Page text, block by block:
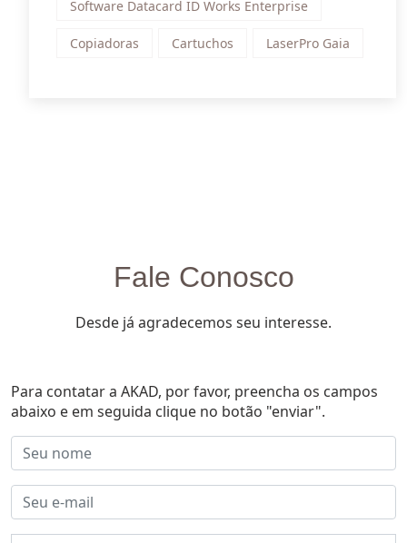
Software Datacard ID Works Enterprise
Copiadoras Cartuchos LaserPro Gaia
Fale Conosco
Desde já agradecemos seu interesse.
Para contatar a AKAD, por favor, preencha os campos
abaixo e em seguida clique no botão "enviar".